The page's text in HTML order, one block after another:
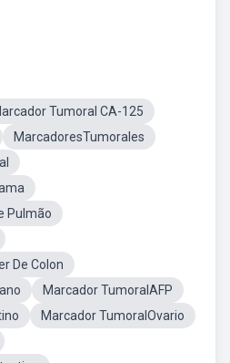
Tumoral CA-125
MarcadoresTumorales
Pulmão
De Colon
Marcador TumoralAFP
Marcador TumoralOvario